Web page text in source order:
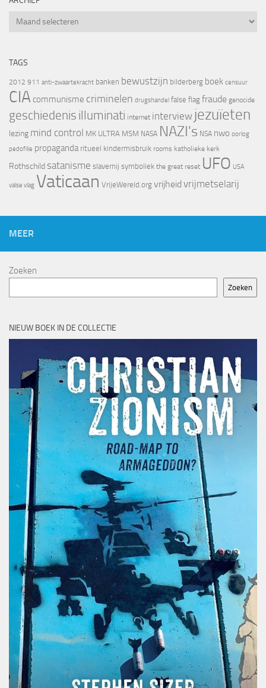
Archief
TAGS
2012 911 anti-zwaartekracht banken bewustzijn bilderberg boek censuur
CIA communisme criminelen drugshandel false flag fraude genocide
geschiedenis illuminati internet interview jezuïeten
lezing mind control MK ULTRA MSM NASA NAZI's NSA nwo oorlog
pedofilie propaganda ritueel kindermisbruik rooms katholieke kerk
Rothschild satanisme slavernij symboliek the great reset UFO USA
valse vlag Vaticaan VrijeWereld.org vrijheid vrijmetselarij
MEER
Zoeken
Zoeken
NIEUW BOEK IN DE COLLECTIE